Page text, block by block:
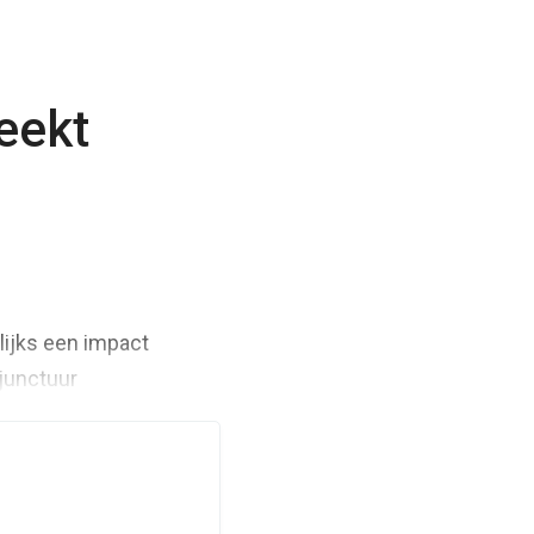
een impact